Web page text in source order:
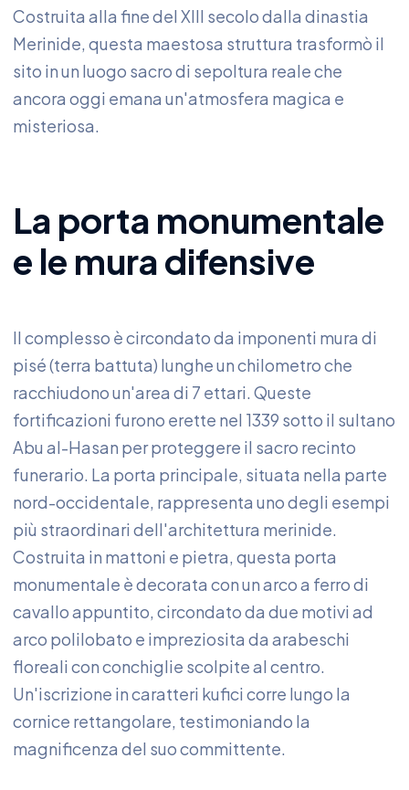
Costruita alla fine del XIII secolo dalla dinastia
Merinide, questa maestosa struttura trasformò il
sito in un luogo sacro di sepoltura reale che
ancora oggi emana un'atmosfera magica e
misteriosa.
La porta monumentale
e le mura difensive
Il complesso è circondato da imponenti mura di
pisé (terra battuta) lunghe un chilometro che
racchiudono un'area di 7 ettari. Queste
fortificazioni furono erette nel 1339 sotto il sultano
Abu al-Hasan per proteggere il sacro recinto
funerario. La porta principale, situata nella parte
nord-occidentale, rappresenta uno degli esempi
più straordinari dell'architettura merinide.
Costruita in mattoni e pietra, questa porta
monumentale è decorata con un arco a ferro di
cavallo appuntito, circondato da due motivi ad
arco polilobato e impreziosita da arabeschi
floreali con conchiglie scolpite al centro.
Un'iscrizione in caratteri kufici corre lungo la
cornice rettangolare, testimoniando la
magnificenza del suo committente.